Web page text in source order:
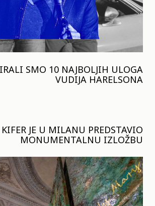
SMO 10 NAJBOLJIH ULOGA
VUDIJA HARELSONA
JE U MILANU PREDSTAVIO
MONUMENTALNU IZLOŽBU